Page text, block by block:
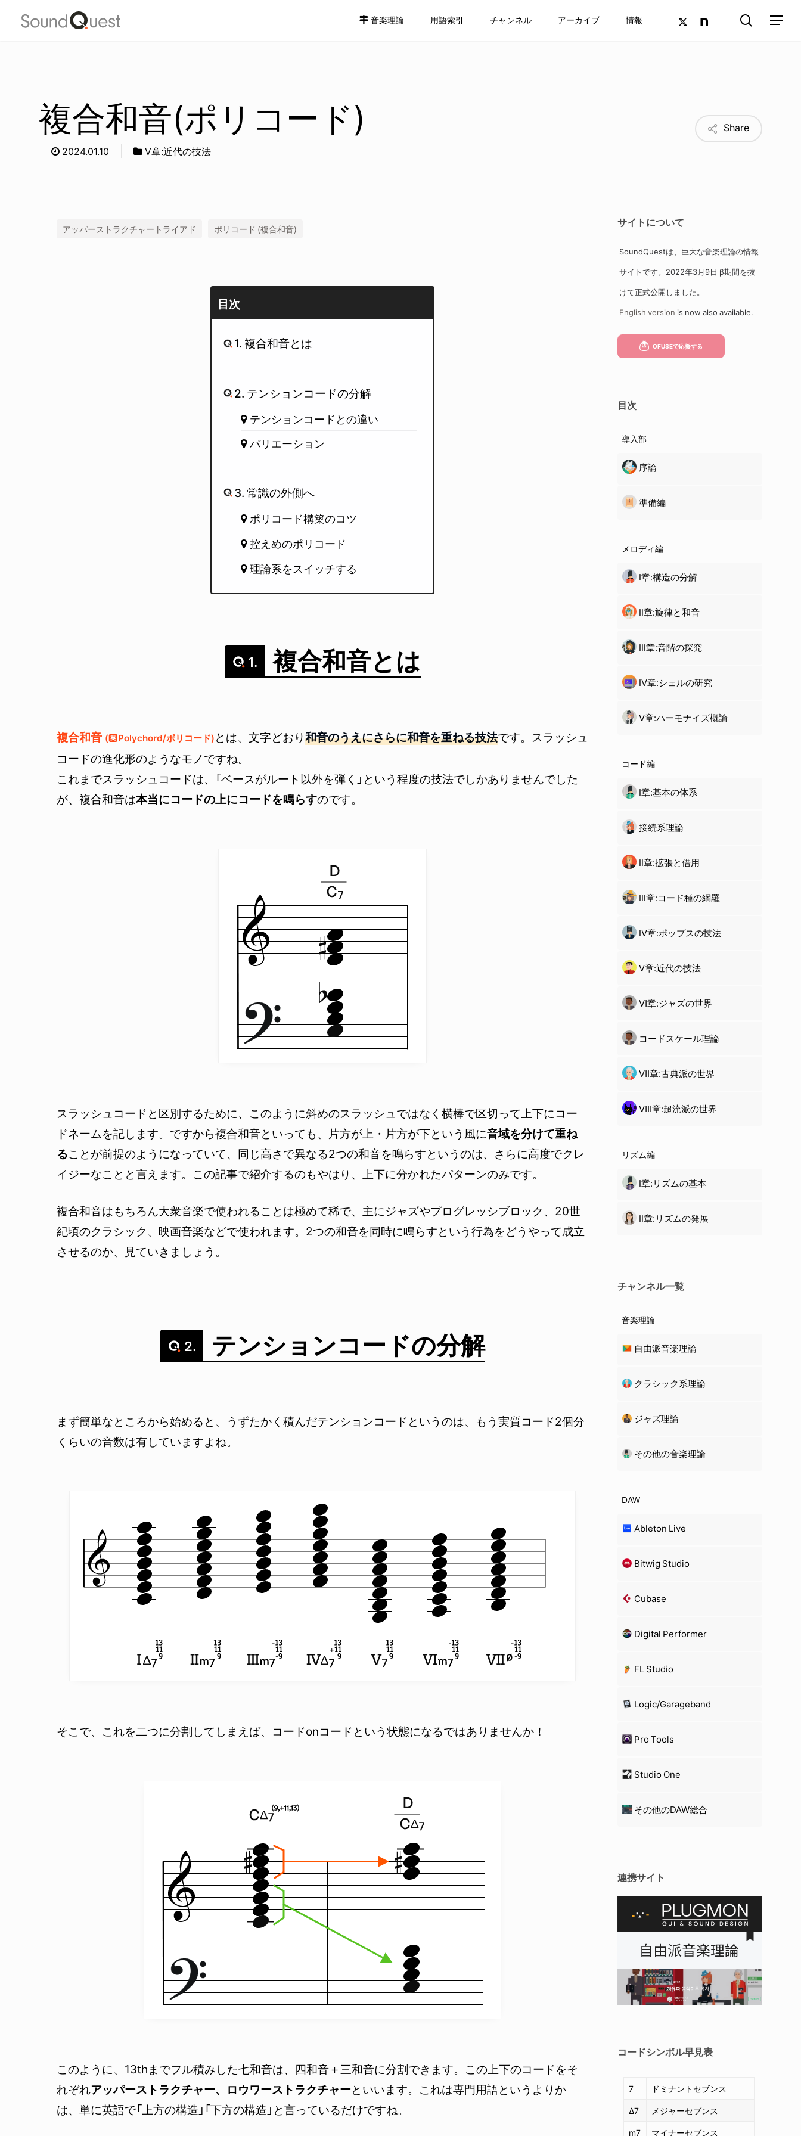
エンターキーで検索、もしくはESCキーで閉じます
音楽理論 用語索引 チャンネル アーカイブ 情報 twitter
google-
search
Menu
複合和音(ポリコード)
2024.01.10 Ⅴ章:近代の技法
Share
アッパーストラクチャートライアド ポリコード (複合和音)
目次
1. 複合和音とは
2. テンションコードの分解
テンションコードとの違い
バリエーション
3. 常識の外側へ
ポリコード構築のコツ
控えめのポリコード
理論系をスイッチする
1. 複合和音とは
複合和音 Polychord/ポリコード とは、文字どおり和音のうえにさらに和音を重ねる技法です。 スラッシュ
コードの進化形のようなモノですね。
これまでスラッシュコードは、「ベースがルート以外を弾く」という程度の技法でしかありませんでした
が、複合和音は本当にコードの上にコードを鳴らすのです。
スラッシュコードと区別するために、このように斜めのスラッシュではなく横棒で区切って上下にコー
ドネームを記します。ですから複合和音といっても、片方が上・片方が下という風に音域を分けて重ね
ることが前提のようになっていて、同じ高さで異なる2つの和音を鳴らすというのは、さらに高度でクレ
イジーなことと言えます。この記事で紹介するのもやはり、上下に分かれたパターンのみです。
複合和音はもちろん大衆音楽で使われることは極めて稀で、主にジャズやプログレッシブロック、20世
紀頃のクラシック、映画音楽などで使われます。2つの和音を同時に鳴らすという行為をどうやって成立
させるのか、見ていきましょう。
2. テンションコードの分解
まず簡単なところから始めると、うずたかく積んだテンションコードというのは、もう実質コード2個分
くらいの音数は有していますよね。
そこで、これを二つに分割してしまえば、コードonコードという状態になるではありませんか！
このように、13thまでフル積みした七和音は、四和音＋三和音に分割できます。この上下のコードをそ
れぞれアッパーストラクチャー、ロウワーストラクチャーといいます。これは専門用語というよりか
は、単に英語で「上方の構造」「下方の構造」と言っているだけですね。
サイトについて
SoundQuestは、巨大な音楽理論の情報
サイトです。2022年3月9日 β期間を抜
けて正式公開しました。
English version is now also available.
目次
導入部
序論
準備編
メロディ編
Ⅰ章:構造の分解
Ⅱ章:旋律と和音
Ⅲ章:音階の探究
Ⅳ章:シェルの研究
Ⅴ章:ハーモナイズ概論
コード編
Ⅰ章:基本の体系
接続系理論
Ⅱ章:拡張と借用
Ⅲ章:コード種の網羅
Ⅳ章:ポップスの技法
Ⅴ章:近代の技法
Ⅵ章:ジャズの世界
コードスケール理論
Ⅶ章:古典派の世界
Ⅷ章:超流派の世界
リズム編
Ⅰ章:リズムの基本
Ⅱ章:リズムの発展
チャンネル一覧
音楽理論
自由派音楽理論
クラシック系理論
ジャズ理論
その他の音楽理論
DAW
Ableton Live
Bitwig Studio
Cubase
Digital Performer
FL Studio
Logic/Garageband
Pro Tools
Studio One
その他のDAW総合
連携サイト
コードシンボル早見表
7
ドミナントセブンス
Δ7
メジャーセブンス
m7
マイナーセブンス